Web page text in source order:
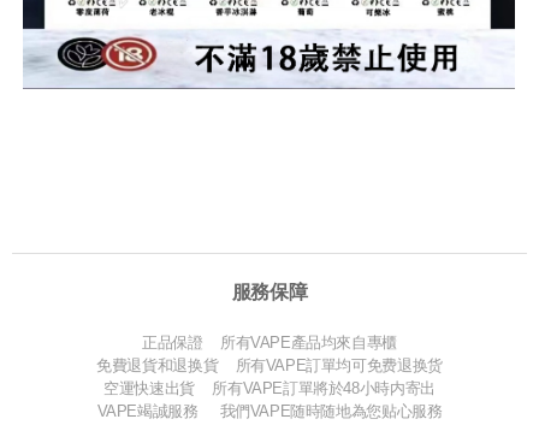
服務保障
正品保證 所有VAPE產品均來自專櫃
免費退貨和退换貨 所有VAPE訂單均可免费退换货
空運快速出貨 所有VAPE訂單將於48小時内寄出
VAPE竭誠服務 我們VAPE随時随地為您贴心服務